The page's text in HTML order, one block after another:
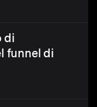
di
funnel di